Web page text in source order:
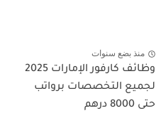
منذ بضع سنوات
وظائف كارفور الإمارات 2025
لجميع التخصصات برواتب
حتى 8000 درهم